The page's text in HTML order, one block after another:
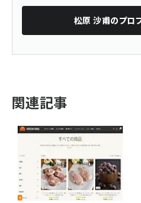
松原 沙甫のプロ
関連記事